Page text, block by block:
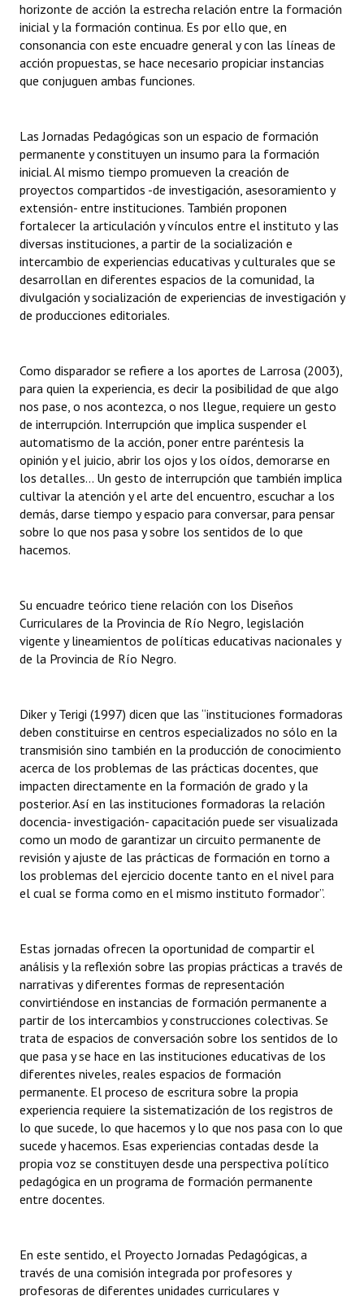
Premio al Mérito - Registro
Audiencias Públicas - Registro
Mujeres que Dejaron Huellas - Registro
Ciudadano Ilustre - Registro
Banca del Vecino - Registro
Huéspedes de Honor - Registro
Antiguos Pobladores - Registro
Reconocimientos - Registro
Bariloche, Municipio intercultural
REFORMA DE LA CARTA ORGÁNICA
horizonte de acción la estrecha relación entre la formación
inicial y la formación continua. Es por ello que, en
consonancia con este encuadre general y con las líneas de
acción propuestas, se hace necesario propiciar instancias
que conjuguen ambas funciones.
Las Jornadas Pedagógicas son un espacio de formación
permanente y constituyen un insumo para la formación
inicial. Al mismo tiempo promueven la creación de
proyectos compartidos -de investigación, asesoramiento y
extensión- entre instituciones. También proponen
fortalecer la articulación y vínculos entre el instituto y las
diversas instituciones, a partir de la socialización e
intercambio de experiencias educativas y culturales que se
desarrollan en diferentes espacios de la comunidad, la
divulgación y socialización de experiencias de investigación y
de producciones editoriales.
Como disparador se refiere a los aportes de Larrosa (2003),
para quien la experiencia, es decir la posibilidad de que algo
nos pase, o nos acontezca, o nos llegue, requiere un gesto
de interrupción. Interrupción que implica suspender el
automatismo de la acción, poner entre paréntesis la
opinión y el juicio, abrir los ojos y los oídos, demorarse en
los detalles... Un gesto de interrupción que también implica
cultivar la atención y el arte del encuentro, escuchar a los
demás, darse tiempo y espacio para conversar, para pensar
sobre lo que nos pasa y sobre los sentidos de lo que
hacemos.
Su encuadre teórico tiene relación con los Diseños
Curriculares de la Provincia de Río Negro, legislación
vigente y lineamientos de políticas educativas nacionales y
de la Provincia de Río Negro.
Diker y Terigi (1997) dicen que las “instituciones formadoras
deben constituirse en centros especializados no sólo en la
transmisión sino también en la producción de conocimiento
acerca de los problemas de las prácticas docentes, que
impacten directamente en la formación de grado y la
posterior. Así en las instituciones formadoras la relación
docencia- investigación- capacitación puede ser visualizada
como un modo de garantizar un circuito permanente de
revisión y ajuste de las prácticas de formación en torno a
los problemas del ejercicio docente tanto en el nivel para
el cual se forma como en el mismo instituto formador”.
Estas jornadas ofrecen la oportunidad de compartir el
análisis y la reflexión sobre las propias prácticas a través de
narrativas y diferentes formas de representación
convirtiéndose en instancias de formación permanente a
partir de los intercambios y construcciones colectivas. Se
trata de espacios de conversación sobre los sentidos de lo
que pasa y se hace en las instituciones educativas de los
diferentes niveles, reales espacios de formación
permanente. El proceso de escritura sobre la propia
experiencia requiere la sistematización de los registros de
lo que sucede, lo que hacemos y lo que nos pasa con lo que
sucede y hacemos. Esas experiencias contadas desde la
propia voz se constituyen desde una perspectiva político
pedagógica en un programa de formación permanente
entre docentes.
En este sentido, el Proyecto Jornadas Pedagógicas, a
través de una comisión integrada por profesores y
profesoras de diferentes unidades curriculares y